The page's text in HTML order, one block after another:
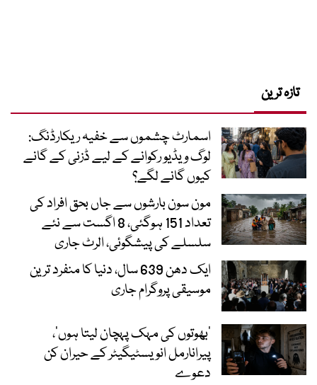
تازہ ترین
اسمارٹ چشموں سے خفیہ ریکارڈنگ:
لوگ ویڈیو رکوانے کے لیے ڈزنی کے گانے
کیوں گانے لگے؟
مون سون بارشوں سے جاں بحق افراد کی
تعداد 151 ہوگئی، 8 اگست سے نئے
سلسلے کی پیشگوئی، الرٹ جاری
ایک دھن 639 سال، دنیا کا منفرد ترین
موسیقی پروگرام جاری
‘بھوتوں کی مہک پہچان لیتا ہوں’،
پیرانارمل انویسٹیگیٹر کے حیران کن
دعوے